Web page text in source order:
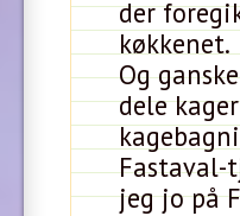
der
køkkenet.
Og
dele
Fastaval-
jeg jo på